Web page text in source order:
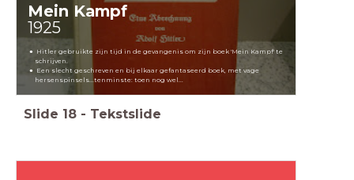
Mein Kampf
1925
Hitler gebruikte zijn tijd in de gevangenis om zijn boek 'Mein Kampf' te
schrijven.
Een slecht geschreven en bij elkaar gefantaseerd boek, met vage
hersenspinsels...tenminste: toen nog wel...
Slide 18 - Tekstslide